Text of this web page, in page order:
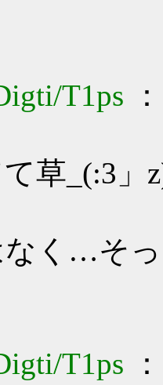
T1ps
草_(:3」
なく…そ
T1ps